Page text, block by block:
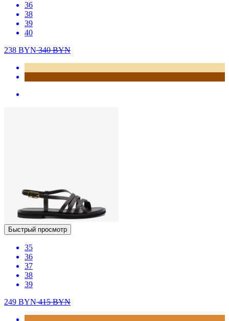
36
38
39
40
238 BYN340BYN
Быстрый просмотр
35
36
37
38
39
249 BYN415BYN